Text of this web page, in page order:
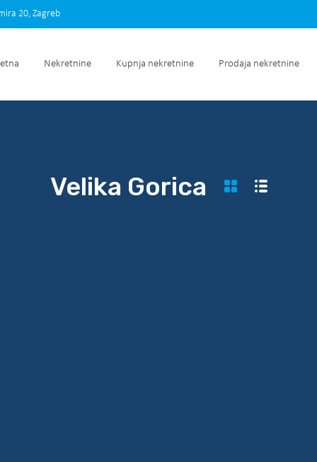
Početna Nekretnine Kupnja nekretnine Prodaja
20, Zagreb
Nekretnine Kupnja nekretnine Prodaja nekretnine
Velika Gorica